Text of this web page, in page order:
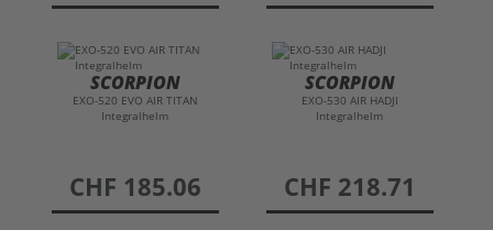
SCORPION
EXO-520 EVO AIR TITAN
Integralhelm
preis
CHF 185.06
SCORPION
EXO-530 AIR HADJI
Integralhelm
preis
CHF 218.71